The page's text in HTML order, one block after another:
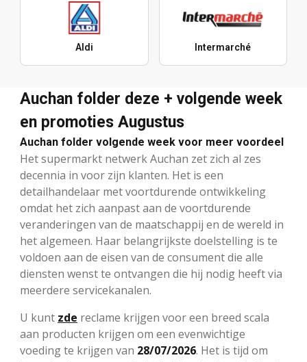
Aldi Intermarché
Auchan folder deze + volgende week
en promoties Augustus
Auchan folder volgende week voor meer voordeel
Het supermarkt netwerk Auchan zet zich al zes
decennia in voor zijn klanten. Het is een
detailhandelaar met voortdurende ontwikkeling
omdat het zich aanpast aan de voortdurende
veranderingen van de maatschappij en de wereld in
het algemeen. Haar belangrijkste doelstelling is te
voldoen aan de eisen van de consument die alle
diensten wenst te ontvangen die hij nodig heeft via
meerdere servicekanalen.
U kunt zde reclame krijgen voor een breed scala
aan producten krijgen om een evenwichtige
voeding te krijgen van 28/07/2026. Het is tijd om